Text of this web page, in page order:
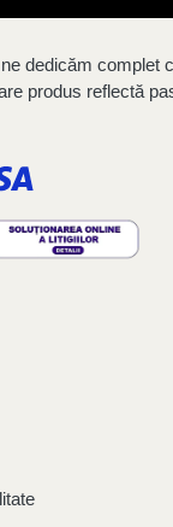
dedicăm complet
produs reflectă